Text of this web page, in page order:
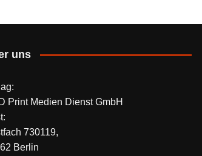
uns
Print Medien Dienst GmbH
730119,
Berlin